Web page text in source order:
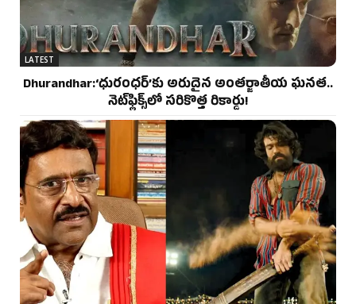
LATEST
Dhurandhar:‘ధురంధర్’కు అరుదైన అంతర్జాతీయ ఘనత..
నెట్‌ఫ్లిక్స్‌లో సరికొత్త రికార్డు!